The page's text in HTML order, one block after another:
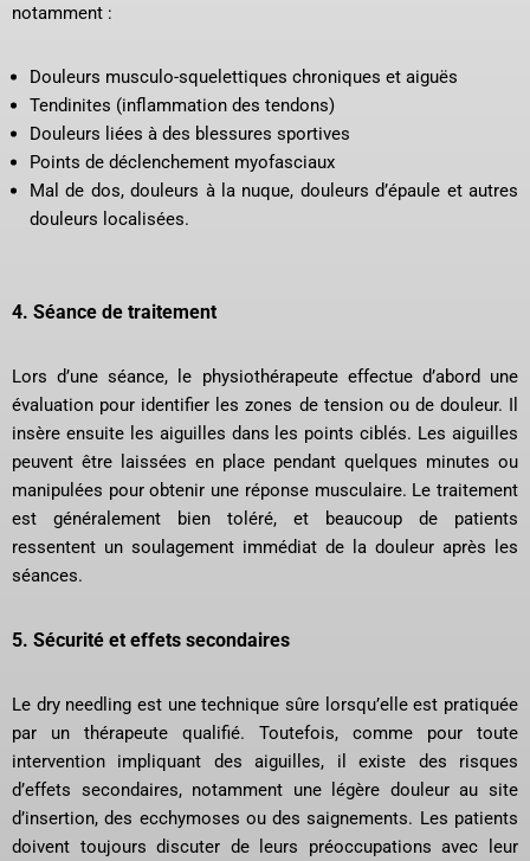
notamment :
Douleurs musculo-squelettiques chroniques et aiguës
Tendinites (inflammation des tendons)
Douleurs liées à des blessures sportives
Points de déclenchement myofasciaux
Mal de dos, douleurs à la nuque, douleurs d’épaule et autres
douleurs localisées.
4. Séance de traitement
Lors d’une séance, le physiothérapeute effectue d’abord une
évaluation pour identifier les zones de tension ou de douleur. Il
insère ensuite les aiguilles dans les points ciblés. Les aiguilles
peuvent être laissées en place pendant quelques minutes ou
manipulées pour obtenir une réponse musculaire. Le traitement
est généralement bien toléré, et beaucoup de patients
ressentent un soulagement immédiat de la douleur après les
séances.
5. Sécurité et effets secondaires
Le dry needling est une technique sûre lorsqu’elle est pratiquée
par un thérapeute qualifié. Toutefois, comme pour toute
intervention impliquant des aiguilles, il existe des risques
d’effets secondaires, notamment une légère douleur au site
d’insertion, des ecchymoses ou des saignements. Les patients
doivent toujours discuter de leurs préoccupations avec leur